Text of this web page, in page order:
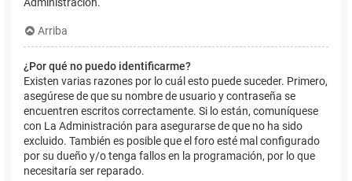
Arriba
¿Por qué no puedo identificarme?
Existen varias razones por lo cuál esto puede suceder. Primero,
asegúrese de que su nombre de usuario y contraseña se
encuentren escritos correctamente. Si lo están, comuníquese
con La Administración para asegurarse de que no ha sido
excluido. También es posible que el foro esté mal configurado
por su dueño y/o tenga fallos en la programación, por lo que
necesitaría ser reparado.